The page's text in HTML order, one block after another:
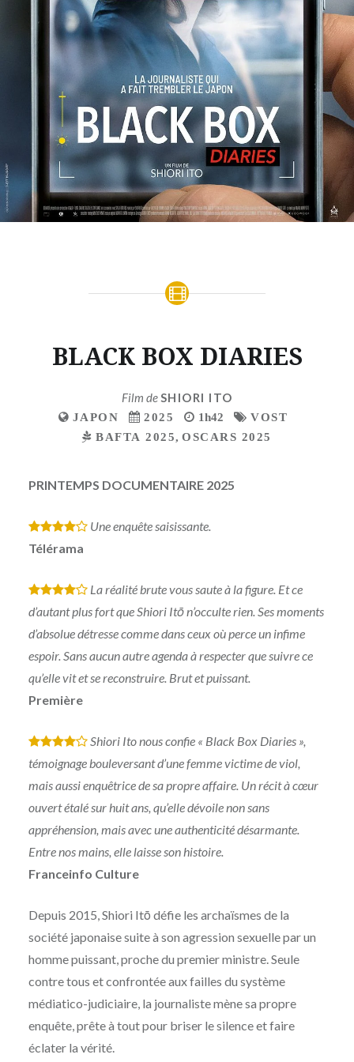
BLACK BOX DIARIES
Film deSHIORI ITO
JAPON 2025 1h42
VOST
BAFTA 2025,OSCARS 2025
PRINTEMPS DOCUMENTAIRE 2025
* * * *
Une enquête saisissante.
Télérama
* * * *
La réalité brute vous saute à la figure. Et ce
d’autant plus fort que Shiori Itō n’occulte rien. Ses moments
d’absolue détresse comme dans ceux où perce un infime
espoir. Sans aucun autre agenda à respecter que suivre ce
qu’elle vit et se reconstruire. Brut et puissant.
Première
* * * *
Shiori Ito nous confie « Black Box Diaries »,
témoignage bouleversant d’une femme victime de viol,
mais aussi enquêtrice de sa propre affaire. Un récit à cœur
ouvert étalé sur huit ans, qu’elle dévoile non sans
appréhension, mais avec une authenticité désarmante.
Entre nos mains, elle laisse son histoire.
Franceinfo Culture
Depuis 2015, Shiori Itō défie les archaïsmes de la
société japonaise suite à son agression sexuelle par un
homme puissant, proche du premier ministre. Seule
contre tous et confrontée aux failles du système
médiatico-judiciaire, la journaliste mène sa propre
enquête, prête à tout pour briser le silence et faire
éclater la vérité.